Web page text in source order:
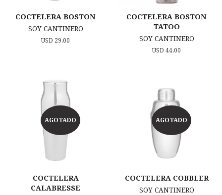
COCTELERA BOSTON
SOY CANTINERO
Precio
USD 29.00
COCTELERA BOSTON
TATOO
SOY CANTINERO
Precio
USD 44.00
AGOTADO
COCTELERA
CALABRESSE
AGOTADO
COCTELERA COBBLER
SOY CANTINERO